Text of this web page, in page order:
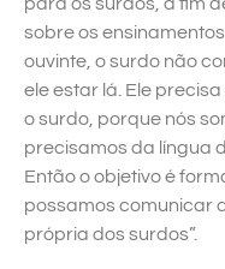
sobre os
ouvinte, o surdo não
ele estar lá. Ele
o surdo, porque nós
precisamos da língua
Então o objetivo é
possamos comunicar
própria dos surdos”.